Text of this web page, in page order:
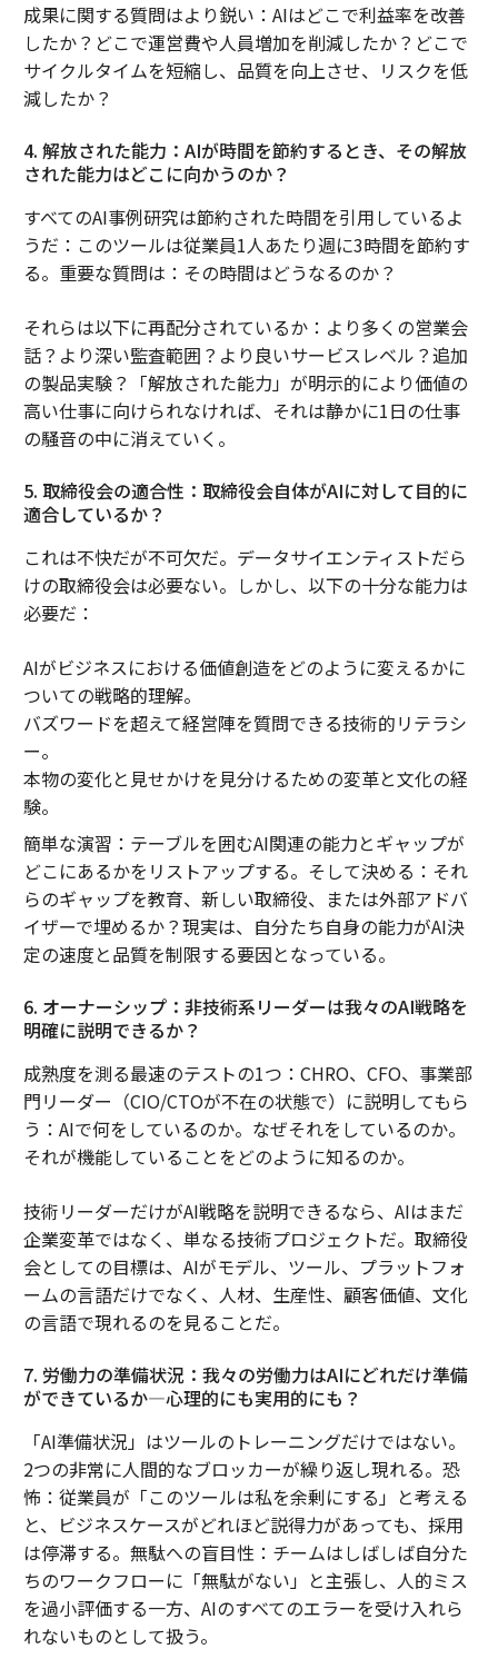
成果に関する質問はより鋭い：AIはどこで利益率を改善
したか？どこで運営費や人員増加を削減したか？どこで
サイクルタイムを短縮し、品質を向上させ、リスクを低
減したか？
4. 解放された能力：AIが時間を節約するとき、その解放
された能力はどこに向かうのか？
すべてのAI事例研究は節約された時間を引用しているよ
うだ：このツールは従業員1人あたり週に3時間を節約す
る。重要な質問は：その時間はどうなるのか？
それらは以下に再配分されているか：より多くの営業会
話？より深い監査範囲？より良いサービスレベル？追加
の製品実験？「解放された能力」が明示的により価値の
高い仕事に向けられなければ、それは静かに1日の仕事
の騒音の中に消えていく。
5. 取締役会の適合性：取締役会自体がAIに対して目的に
適合しているか？
これは不快だが不可欠だ。データサイエンティストだら
けの取締役会は必要ない。しかし、以下の十分な能力は
必要だ：
AIがビジネスにおける価値創造をどのように変えるかに
ついての戦略的理解。
バズワードを超えて経営陣を質問できる技術的リテラシ
ー。
本物の変化と見せかけを見分けるための変革と文化の経
験。
簡単な演習：テーブルを囲むAI関連の能力とギャップが
どこにあるかをリストアップする。そして決める：それ
らのギャップを教育、新しい取締役、または外部アドバ
イザーで埋めるか？現実は、自分たち自身の能力がAI決
定の速度と品質を制限する要因となっている。
6. オーナーシップ：非技術系リーダーは我々のAI戦略を
明確に説明できるか？
成熟度を測る最速のテストの1つ：CHRO、CFO、事業部
門リーダー（CIO/CTOが不在の状態で）に説明してもら
う：AIで何をしているのか。なぜそれをしているのか。
それが機能していることをどのように知るのか。
技術リーダーだけがAI戦略を説明できるなら、AIはまだ
企業変革ではなく、単なる技術プロジェクトだ。取締役
会としての目標は、AIがモデル、ツール、プラットフォ
ームの言語だけでなく、人材、生産性、顧客価値、文化
の言語で現れるのを見ることだ。
7. 労働力の準備状況：我々の労働力はAIにどれだけ準備
ができているか―心理的にも実用的にも？
「AI準備状況」はツールのトレーニングだけではない。
2つの非常に人間的なブロッカーが繰り返し現れる。恐
怖：従業員が「このツールは私を余剰にする」と考える
と、ビジネスケースがどれほど説得力があっても、採用
は停滞する。無駄への盲目性：チームはしばしば自分た
ちのワークフローに「無駄がない」と主張し、人的ミス
を過小評価する一方、AIのすべてのエラーを受け入れら
れないものとして扱う。